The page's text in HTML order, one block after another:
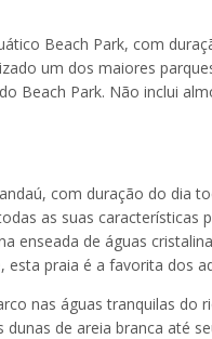
Beach Park, com
um dos maiores
Beach Park. Não inclui
com duração do dia
as suas
enseada de águas
esta praia é a favorita dos
nas águas tranquilas
dunas de areia branca até